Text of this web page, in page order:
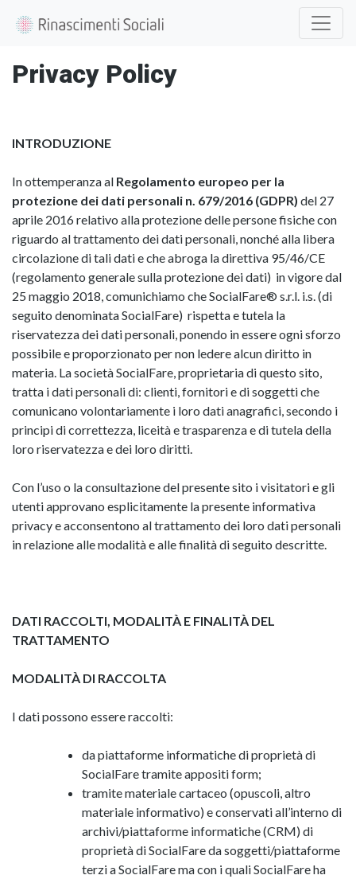
Privacy Policy
INTRODUZIONE
In ottemperanza al Regolamento europeo per la
protezione dei dati personali n. 679/2016 (GDPR) del 27
aprile 2016 relativo alla protezione delle persone fisiche con
riguardo al trattamento dei dati personali, nonché alla libera
circolazione di tali dati e che abroga la direttiva 95/46/CE
(regolamento generale sulla protezione dei dati) in vigore dal
25 maggio 2018, comunichiamo che SocialFare® s.r.l. i.s. (di
seguito denominata SocialFare) rispetta e tutela la
riservatezza dei dati personali, ponendo in essere ogni sforzo
possibile e proporzionato per non ledere alcun diritto in
materia. La società SocialFare, proprietaria di questo sito,
tratta i dati personali di: clienti, fornitori e di soggetti che
comunicano volontariamente i loro dati anagrafici, secondo i
principi di correttezza, liceità e trasparenza e di tutela della
loro riservatezza e dei loro diritti.
Con l’uso o la consultazione del presente sito i visitatori e gli
utenti approvano esplicitamente la presente informativa
privacy e acconsentono al trattamento dei loro dati personali
in relazione alle modalità e alle finalità di seguito descritte.
DATI RACCOLTI, MODALITÀ E FINALITÀ DEL
TRATTAMENTO
MODALITÀ DI RACCOLTA
I dati possono essere raccolti:
da piattaforme informatiche di proprietà di
SocialFare tramite appositi form;
tramite materiale cartaceo (opuscoli, altro
materiale informativo) e conservati all’interno di
archivi/piattaforme informatiche (CRM) di
proprietà di SocialFare da soggetti/piattaforme
terzi a SocialFare ma con i quali SocialFare ha